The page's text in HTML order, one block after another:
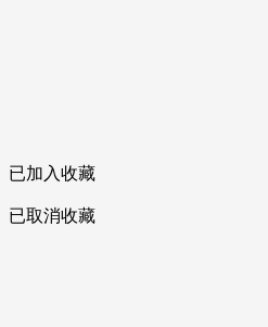
已加入收藏
已取消收藏